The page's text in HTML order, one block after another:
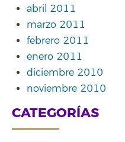
abril 2011
marzo 2011
febrero 2011
enero 2011
diciembre 2010
noviembre 2010
CATEGORÍAS